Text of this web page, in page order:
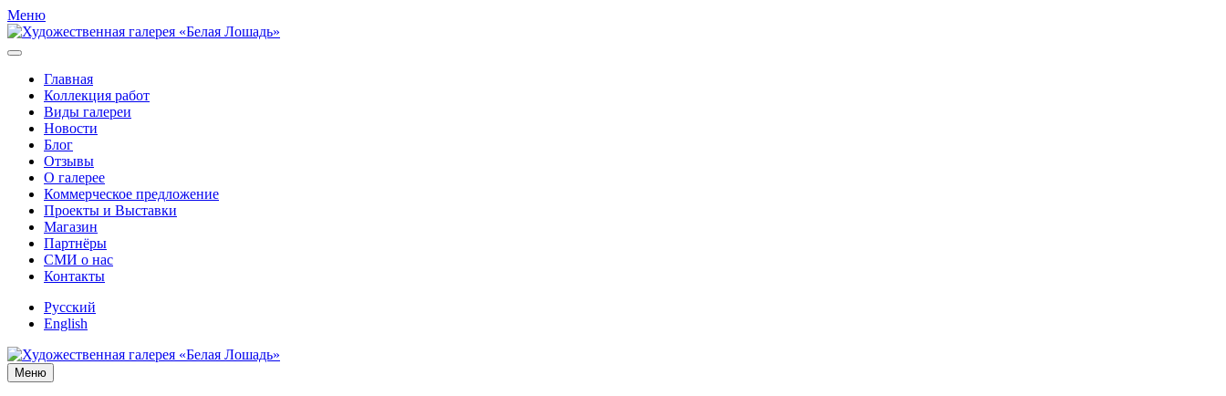
Меню
Главная
Коллекция работ
Виды галереи
Новости
Блог
Отзывы
О галерее
Коммерческое предложение
Проекты и Выставки
Магазин
Партнёры
СМИ о нас
Контакты
Русский
English
Меню